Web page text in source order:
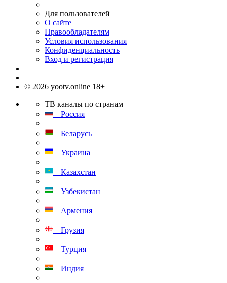
Для пользователей
О сайте
Правообладателям
Условия использования
Конфиденциальность
Вход и регистрация
© 2026 yootv.online 18+
ТВ каналы по странам
Россия
Беларусь
Украина
Казахстан
Узбекистан
Армения
Грузия
Турция
Индия